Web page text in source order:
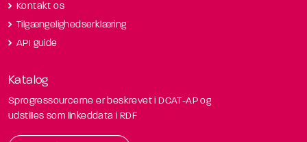
Kontakt os
Tilgængelighedserklæring
API guide
Katalog
Sprogressourcerne er beskrevet i DCAT-AP og
udstilles som linkeddata i RDF